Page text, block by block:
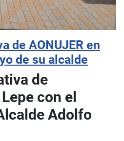
de AONUJER en
de su alcalde
de
con el
Adolfo